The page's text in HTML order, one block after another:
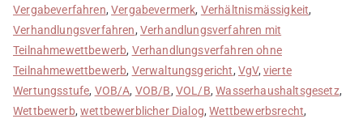
Vergabeverfahren,Vergabevermerk, Verhältnismässigkeit,
Verhandlungsverfahren, Verhandlungsverfahren mit
Teilnahmewettbewerb, Verhandlungsverfahren ohne
Teilnahmewettbewerb, Verwaltungsgericht, VgV, vierte
Wertungsstufe, VOB/A, VOB/B, VOL/B,Wasserhaushaltsgesetz,
Wettbewerb,wettbewerblicher Dialog,Wettbewerbsrecht,